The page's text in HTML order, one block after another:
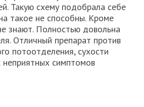
Такую схему подобрала себе
такое не способны. Кроме
знают. Полностью довольна
Отличный препарат против
потоотделения, сухости
неприятных симптомов